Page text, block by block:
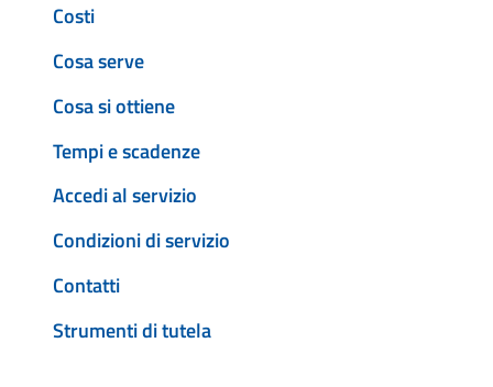
Costi
Cosa serve
Cosa si ottiene
Tempi e scadenze
Accedi al servizio
Condizioni di servizio
Contatti
Strumenti di tutela